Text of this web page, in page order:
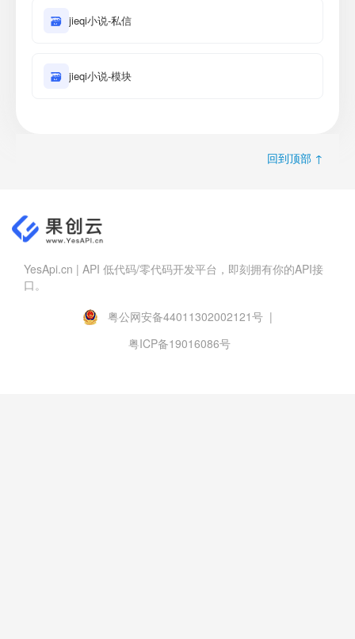
🗃 jieqi小说-私信
🗃 jieqi小说-模块
回到顶部 ↑
YesApi.cn | API 低代码/零代码开发平台，即刻拥有你的API接
口。
粤公网安备44011302002121号 |
粤ICP备19016086号